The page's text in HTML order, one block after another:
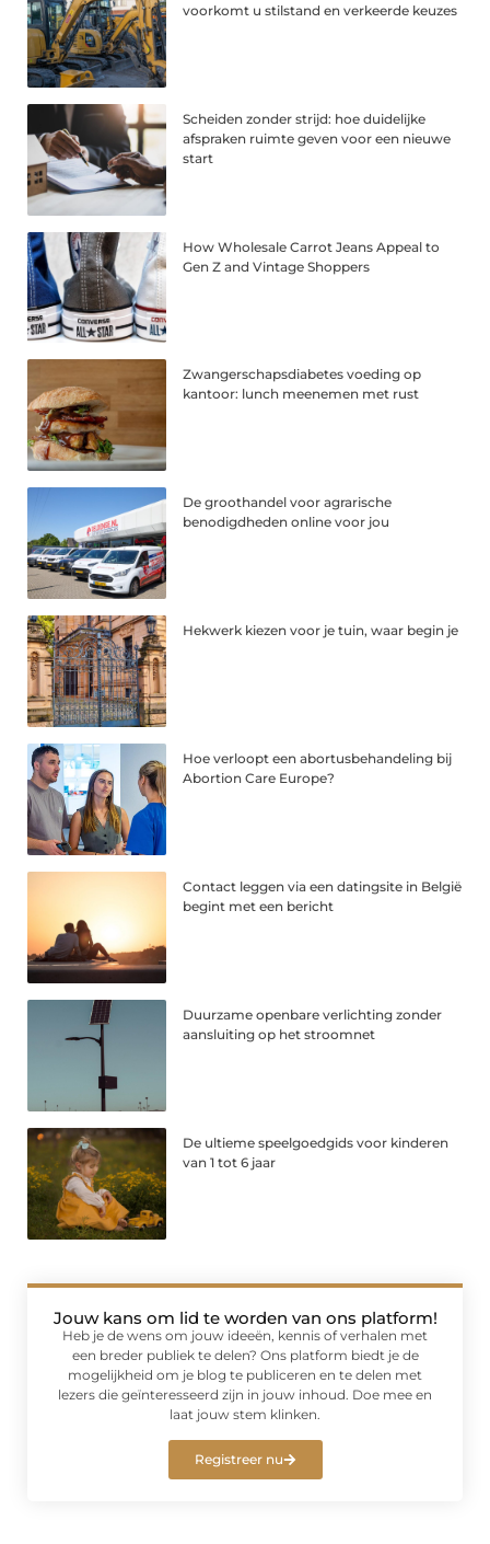
voorkomt u stilstand en verkeerde keuzes
Scheiden zonder strijd: hoe duidelijke
afspraken ruimte geven voor een nieuwe
start
How Wholesale Carrot Jeans Appeal to
Gen Z and Vintage Shoppers
Zwangerschapsdiabetes voeding op
kantoor: lunch meenemen met rust
De groothandel voor agrarische
benodigdheden online voor jou
Hekwerk kiezen voor je tuin, waar begin je
Hoe verloopt een abortusbehandeling bij
Abortion Care Europe?
Contact leggen via een datingsite in België
begint met een bericht
Duurzame openbare verlichting zonder
aansluiting op het stroomnet
De ultieme speelgoedgids voor kinderen
van 1 tot 6 jaar
Jouw kans om lid te worden van ons platform!
Heb je de wens om jouw ideeën, kennis of verhalen met
een breder publiek te delen? Ons platform biedt je de
mogelijkheid om je blog te publiceren en te delen met
lezers die geïnteresseerd zijn in jouw inhoud. Doe mee en
laat jouw stem klinken.
Registreer nu